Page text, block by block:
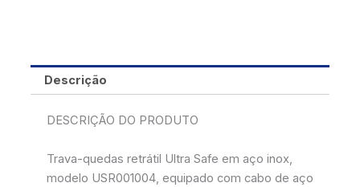
Descrição
DESCRIÇÃO DO PRODUTO
Trava-quedas retrátil Ultra Safe em aço inox,
modelo USR001004, equipado com cabo de aço